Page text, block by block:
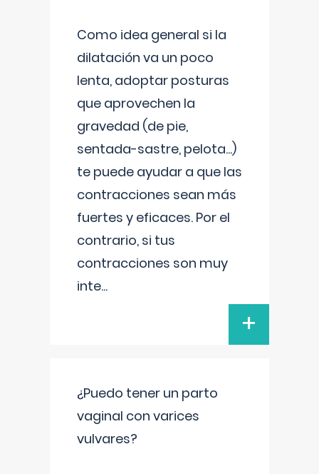
Como idea general si la
dilatación va un poco
lenta, adoptar posturas
que aprovechen la
gravedad (de pie,
sentada-sastre, pelota...)
te puede ayudar a que las
contracciones sean más
fuertes y eficaces. Por el
contrario, si tus
contracciones son muy
inte...
+
¿Puedo tener un parto
vaginal con varices
vulvares?